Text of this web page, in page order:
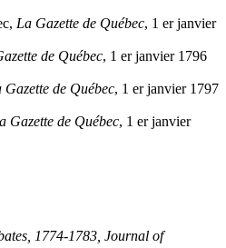
La Gazette de Québec, 1 er janvier
de Québec, 1 er janvier 1796
Gazette de Québec, 1 er janvier 1797
Gazette de Québec, 1 er janvier
1774-1783, Journal of